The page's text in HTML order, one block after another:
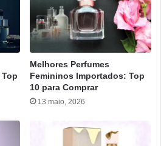
Melhores Perfumes
Femininos Importados: Top
10 para Comprar
13 maio, 2026